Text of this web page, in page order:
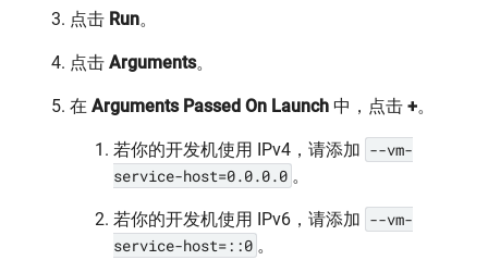
点击 Run。
点击 Arguments。
在 Arguments Passed On Launch 中，点击 +。
若你的开发机使用 IPv4，请添加 --vm-
service-host=0.0.0.0 。
若你的开发机使用 IPv6，请添加 --vm-
service-host=::0 。